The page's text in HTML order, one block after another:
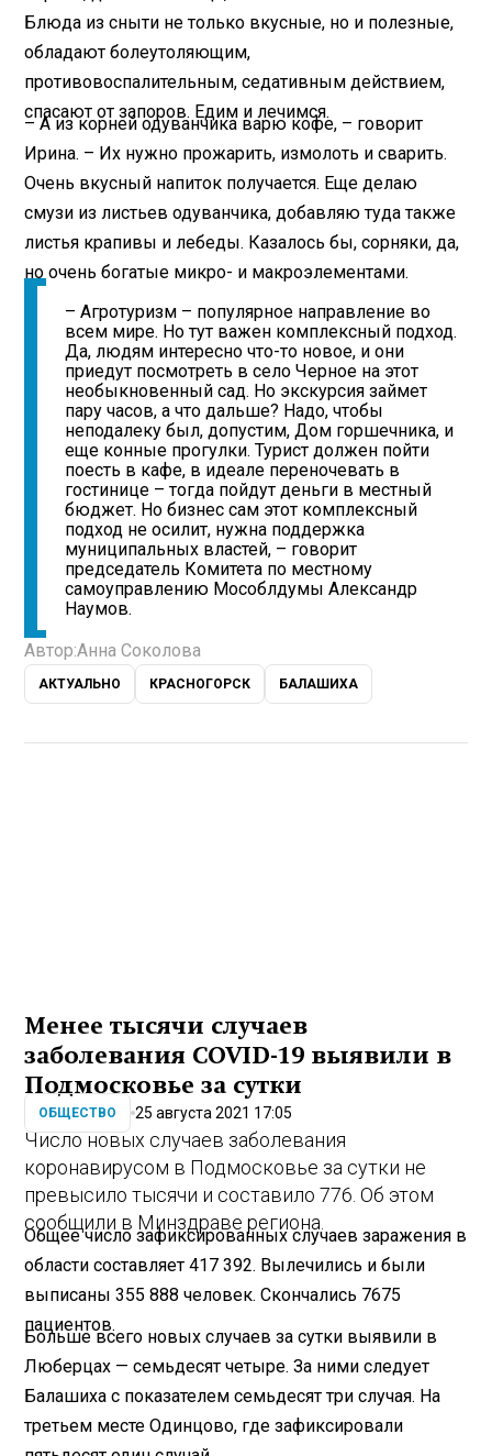
Блюда из сныти не только вкусные, но и полезные,
обладают болеутоляющим,
противовоспалительным, седативным действием,
спасают от запоров. Едим и лечимся.
– А из корней одуванчика варю кофе, – говорит
Ирина. – Их нужно прожарить, измолоть и сварить.
Очень вкусный напиток получается. Еще делаю
смузи из листьев одуванчика, добавляю туда также
листья крапивы и лебеды. Казалось бы, сорняки, да,
но очень богатые микро- и макроэлементами.
– Агротуризм – популярное направление во
всем мире. Но тут важен комплексный подход.
Да, людям интересно что-то новое, и они
приедут посмотреть в село Черное на этот
необыкновенный сад. Но экскурсия займет
пару часов, а что дальше? Надо, чтобы
неподалеку был, допустим, Дом горшечника, и
еще конные прогулки. Турист должен пойти
поесть в кафе, в идеале переночевать в
гостинице – тогда пойдут деньги в местный
бюджет. Но бизнес сам этот комплексный
подход не осилит, нужна поддержка
муниципальных властей, – говорит
председатель Комитета по местному
самоуправлению Мособлдумы Александр
Наумов.
Автор:Анна Соколова
АКТУАЛЬНО КРАСНОГОРСК БАЛАШИХА
Менее тысячи случаев
заболевания COVID-19 выявили в
Подмосковье за сутки
ОБЩЕСТВО 25 августа 2021 17:05
Число новых случаев заболевания
коронавирусом в Подмосковье за сутки не
превысило тысячи и составило 776. Об этом
сообщили в Минздраве региона.
Общее число зафиксированных случаев заражения в
области составляет 417 392. Вылечились и были
выписаны 355 888 человек. Скончались 7675
пациентов.
Больше всего новых случаев за сутки выявили в
Люберцах — семьдесят четыре. За ними следует
Балашиха с показателем семьдесят три случая. На
третьем месте Одинцово, где зафиксировали